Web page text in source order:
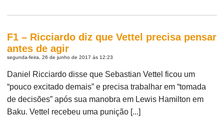
F1 – Ricciardo diz que Vettel precisa pensar
antes de agir
segunda-feira, 26 de junho de 2017 às 12:23
Daniel Ricciardo disse que Sebastian Vettel ficou um
“pouco excitado demais” e precisa trabalhar em “tomada
de decisões” após sua manobra em Lewis Hamilton em
Baku. Vettel recebeu uma punição [...]